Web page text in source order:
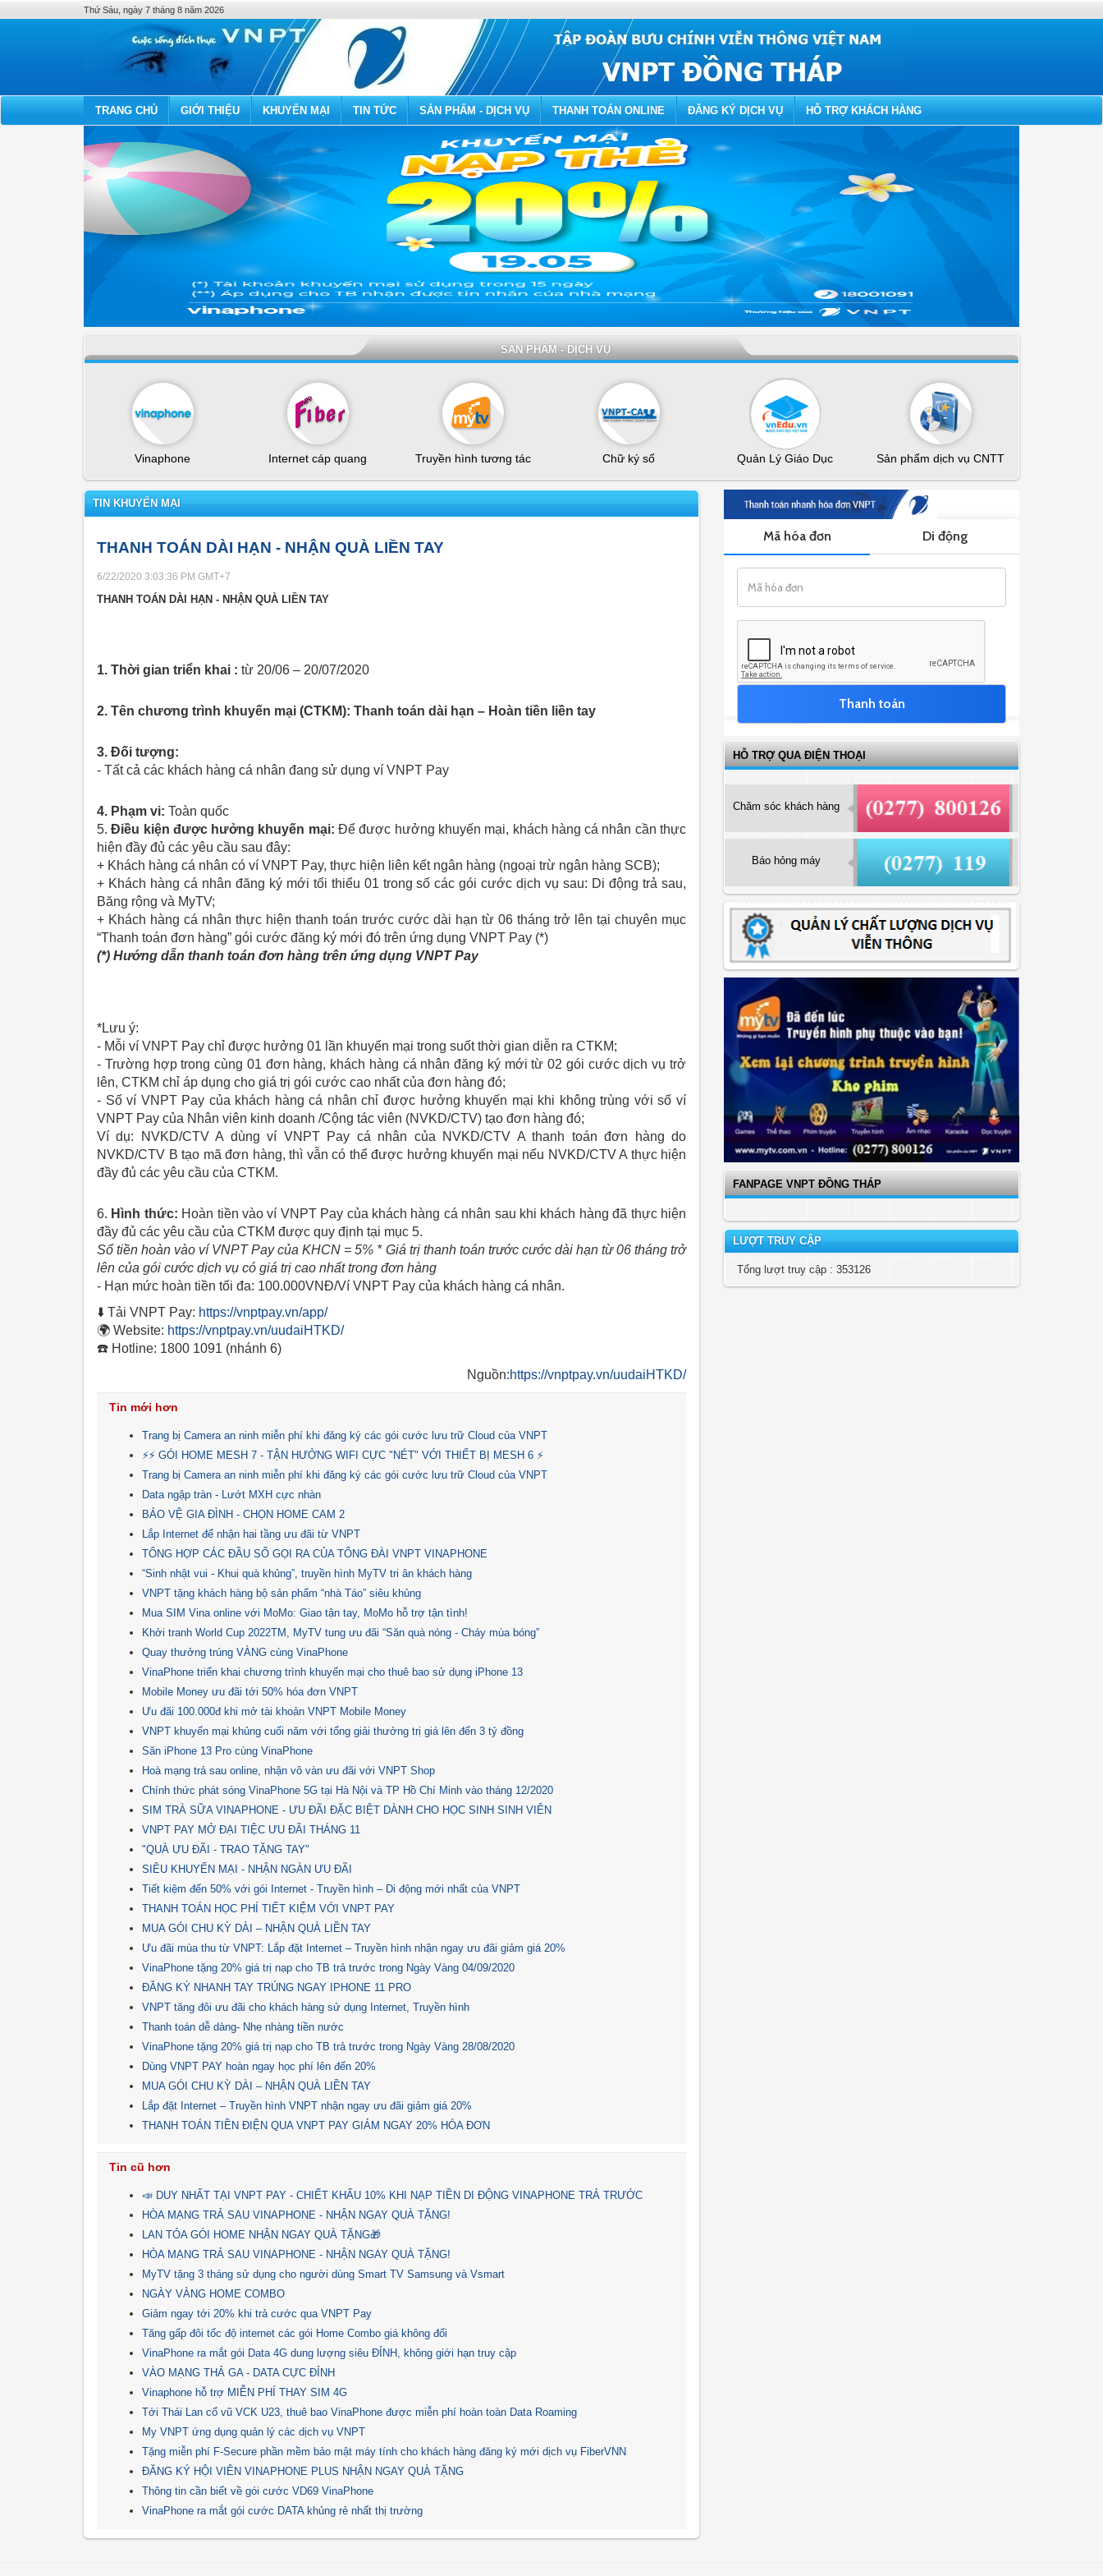
Thứ Sáu, ngày 7 tháng 8 năm 2026
TRANG CHỦ GIỚI THIỆU KHUYẾN MẠI TIN TỨC SẢN PHẨM - DỊCH VỤ THANH TOÁN ONLINE ĐĂNG KÝ DỊCH VỤ HỖ TRỢ KHÁCH HÀNG
SẢN PHẨM - DỊCH VỤ
Vinaphone Internet cáp quang Truyền hình tương tác Chữ ký số Quản Lý Giáo Dục Sản phẩm dịch vụ CNTT
TIN KHUYẾN MẠI
THANH TOÁN DÀI HẠN - NHẬN QUÀ LIỀN TAY
6/22/2020 3:03:36 PM GMT+7
THANH TOÁN DÀI HẠN - NHẬN QUÀ LIỀN TAY
1. Thời gian triển khai : từ 20/06 – 20/07/2020
2. Tên chương trình khuyến mại (CTKM): Thanh toán dài hạn – Hoàn tiền liền tay
3. Đối tượng:
- Tất cả các khách hàng cá nhân đang sử dụng ví VNPT Pay
4. Phạm vi: Toàn quốc
5. Điều kiện được hưởng khuyến mại: Để được hưởng khuyến mại, khách hàng cá nhân cần thực
hiện đầy đủ các yêu cầu sau đây:
+ Khách hàng cá nhân có ví VNPT Pay, thực hiện liên kết ngân hàng (ngoại trừ ngân hàng SCB);
+ Khách hàng cá nhân đăng ký mới tối thiểu 01 trong số các gói cước dịch vụ sau: Di động trả sau,
Băng rộng và MyTV;
+ Khách hàng cá nhân thực hiện thanh toán trước cước dài hạn từ 06 tháng trở lên tại chuyên mục
“Thanh toán đơn hàng” gói cước đăng ký mới đó trên ứng dụng VNPT Pay (*)
(*) Hướng dẫn thanh toán đơn hàng trên ứng dụng VNPT Pay
*Lưu ý:
- Mỗi ví VNPT Pay chỉ được hưởng 01 lần khuyến mại trong suốt thời gian diễn ra CTKM;
- Trường hợp trong cùng 01 đơn hàng, khách hàng cá nhân đăng ký mới từ 02 gói cước dịch vụ trở
lên, CTKM chỉ áp dụng cho giá trị gói cước cao nhất của đơn hàng đó;
- Số ví VNPT Pay của khách hàng cá nhân chỉ được hưởng khuyến mại khi không trùng với số ví
VNPT Pay của Nhân viên kinh doanh /Cộng tác viên (NVKD/CTV) tạo đơn hàng đó;
Ví dụ: NVKD/CTV A dùng ví VNPT Pay cá nhân của NVKD/CTV A thanh toán đơn hàng do
NVKD/CTV B tạo mã đơn hàng, thì vẫn có thể được hưởng khuyến mại nếu NVKD/CTV A thực hiện
đầy đủ các yêu cầu của CTKM.
6. Hình thức: Hoàn tiền vào ví VNPT Pay của khách hàng cá nhân sau khi khách hàng đã thực hiện
đầy đủ các yêu cầu của CTKM được quy định tại mục 5.
Số tiền hoàn vào ví VNPT Pay của KHCN = 5% * Giá trị thanh toán trước cước dài hạn từ 06 tháng trở
lên của gói cước dịch vụ có giá trị cao nhất trong đơn hàng
- Hạn mức hoàn tiền tối đa: 100.000VNĐ/Ví VNPT Pay của khách hàng cá nhân.
⬇️ Tải VNPT Pay: https://vnptpay.vn/app/
🌍 Website: https://vnptpay.vn/uudaiHTKD/
☎️ Hotline: 1800 1091 (nhánh 6)
Nguồn:https://vnptpay.vn/uudaiHTKD/
Tin mới hơn
Trang bị Camera an ninh miễn phí khi đăng ký các gói cước lưu trữ Cloud của VNPT
⚡⚡ GÓI HOME MESH 7 - TẬN HƯỞNG WIFI CỰC "NÉT" VỚI THIẾT BỊ MESH 6 ⚡
Trang bị Camera an ninh miễn phí khi đăng ký các gói cước lưu trữ Cloud của VNPT
Data ngập tràn - Lướt MXH cực nhàn
BẢO VỆ GIA ĐÌNH - CHỌN HOME CAM 2
Lắp Internet để nhận hai tầng ưu đãi từ VNPT
TỔNG HỢP CÁC ĐẦU SỐ GỌI RA CỦA TỔNG ĐÀI VNPT VINAPHONE
“Sinh nhật vui - Khui quà khủng”, truyền hình MyTV tri ân khách hàng
VNPT tặng khách hàng bộ sản phẩm “nhà Táo” siêu khủng
Mua SIM Vina online với MoMo: Giao tận tay, MoMo hỗ trợ tận tình!
Khởi tranh World Cup 2022TM, MyTV tung ưu đãi “Săn quà nóng - Cháy mùa bóng”
Quay thưởng trúng VÀNG cùng VinaPhone
VinaPhone triển khai chương trình khuyến mại cho thuê bao sử dụng iPhone 13
Mobile Money ưu đãi tới 50% hóa đơn VNPT
Ưu đãi 100.000đ khi mở tài khoản VNPT Mobile Money
VNPT khuyến mại khủng cuối năm với tổng giải thưởng trị giá lên đến 3 tỷ đồng
Săn iPhone 13 Pro cùng VinaPhone
Hoà mạng trả sau online, nhận vô vàn ưu đãi với VNPT Shop
Chính thức phát sóng VinaPhone 5G tại Hà Nội và TP Hồ Chí Minh vào tháng 12/2020
SIM TRÀ SỮA VINAPHONE - ƯU ĐÃI ĐẶC BIỆT DÀNH CHO HỌC SINH SINH VIÊN
VNPT PAY MỞ ĐẠI TIỆC ƯU ĐÃI THÁNG 11
"QUÀ ƯU ĐÃI - TRAO TẶNG TAY"
SIÊU KHUYẾN MẠI - NHẬN NGÀN ƯU ĐÃI
Tiết kiệm đến 50% với gói Internet - Truyền hình – Di động mới nhất của VNPT
THANH TOÁN HỌC PHÍ TIẾT KIỆM VỚI VNPT PAY
MUA GÓI CHU KỲ DÀI – NHẬN QUÀ LIỀN TAY
Ưu đãi mùa thu từ VNPT: Lắp đặt Internet – Truyền hình nhận ngay ưu đãi giảm giá 20%
VinaPhone tặng 20% giá trị nạp cho TB trả trước trong Ngày Vàng 04/09/2020
ĐĂNG KÝ NHANH TAY TRÚNG NGAY IPHONE 11 PRO
VNPT tăng đôi ưu đãi cho khách hàng sử dụng Internet, Truyền hình
Thanh toán dễ dàng- Nhẹ nhàng tiền nước
VinaPhone tặng 20% giá trị nạp cho TB trả trước trong Ngày Vàng 28/08/2020
Dùng VNPT PAY hoàn ngay học phí lên đến 20%
MUA GÓI CHU KỲ DÀI – NHẬN QUÀ LIỀN TAY
Lắp đặt Internet – Truyền hình VNPT nhận ngay ưu đãi giảm giá 20%
THANH TOÁN TIỀN ĐIỆN QUA VNPT PAY GIẢM NGAY 20% HÓA ĐƠN
Tin cũ hơn
📣 DUY NHẤT TẠI VNPT PAY - CHIẾT KHẤU 10% KHI NẠP TIỀN DI ĐỘNG VINAPHONE TRẢ TRƯỚC
HÒA MẠNG TRẢ SAU VINAPHONE - NHẬN NGAY QUÀ TẶNG!
LAN TỎA GÓI HOME NHẬN NGAY QUÀ TẶNG🎁
HÒA MẠNG TRẢ SAU VINAPHONE - NHẬN NGAY QUÀ TẶNG!
MyTV tặng 3 tháng sử dụng cho người dùng Smart TV Samsung và Vsmart
NGÀY VÀNG HOME COMBO
Giảm ngay tới 20% khi trả cước qua VNPT Pay
Tăng gấp đôi tốc độ internet các gói Home Combo giá không đổi
VinaPhone ra mắt gói Data 4G dung lượng siêu ĐỈNH, không giới hạn truy cập
VÀO MẠNG THẢ GA - DATA CỰC ĐỈNH
Vinaphone hỗ trợ MIỄN PHÍ THAY SIM 4G
Tới Thái Lan cổ vũ VCK U23, thuê bao VinaPhone được miễn phí hoàn toàn Data Roaming
My VNPT ứng dụng quản lý các dịch vụ VNPT
Tặng miễn phí F-Secure phần mềm bảo mật máy tính cho khách hàng đăng ký mới dịch vụ FiberVNN
ĐĂNG KÝ HỘI VIÊN VINAPHONE PLUS NHẬN NGAY QUÀ TẶNG
Thông tin cần biết về gói cước VD69 VinaPhone
VinaPhone ra mắt gói cước DATA khủng rẻ nhất thị trường
HỖ TRỢ QUA ĐIỆN THOẠI
Chăm sóc khách hàng
Báo hỏng máy
FANPAGE VNPT ĐỒNG THÁP
LƯỢT TRUY CẬP
Tổng lượt truy cập : 353126